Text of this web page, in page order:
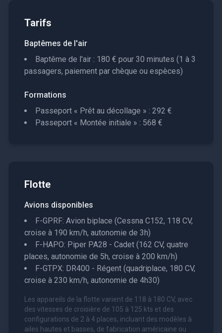
Tarifs
Baptêmes de l'air
Baptême de l'air : 180 € pour 30 minutes (1 à 3
passagers, paiement par chèque ou espèces)
Formations
Passeport « Prêt au décollage » : 292 €
Passeport « Montée initiale » : 568 €
Flotte
Avions disponibles
F-GPRF: Avion biplace (Cessna C152, 118 CV,
croise à 190 km/h, autonomie de 3h)
F-HAPO: Piper PA28 - Cadet (162 CV, quatre
places, autonomie de 5h, croise à 200 km/h)
F-GTPX: DR400 - Régent (quadriplace, 180 CV,
croise à 230 km/h, autonomie de 4h30)
Les appareils de la flotte varient de 118 à 180 CV, avec
des vitesses de croisière de 105 à 125 kts et des
configurations de 2 à 4 places, incluant des modèles à
ailes hautes et basses, de fabrication américaine ou